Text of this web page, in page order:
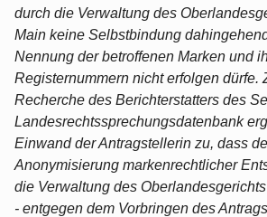
durch die Verwaltung des
Main keine Selbstbindung
Nennung der betroffenen Marken und
Registernummern nicht erfolgen dürfe.
Recherche des Berichterstatters des
Landesrechtssprechungsdatenbank
Einwand der Antragstellerin zu, dass
Anonymisierung markenrechtlicher
die Verwaltung des
- entgegen dem Vorbringen des